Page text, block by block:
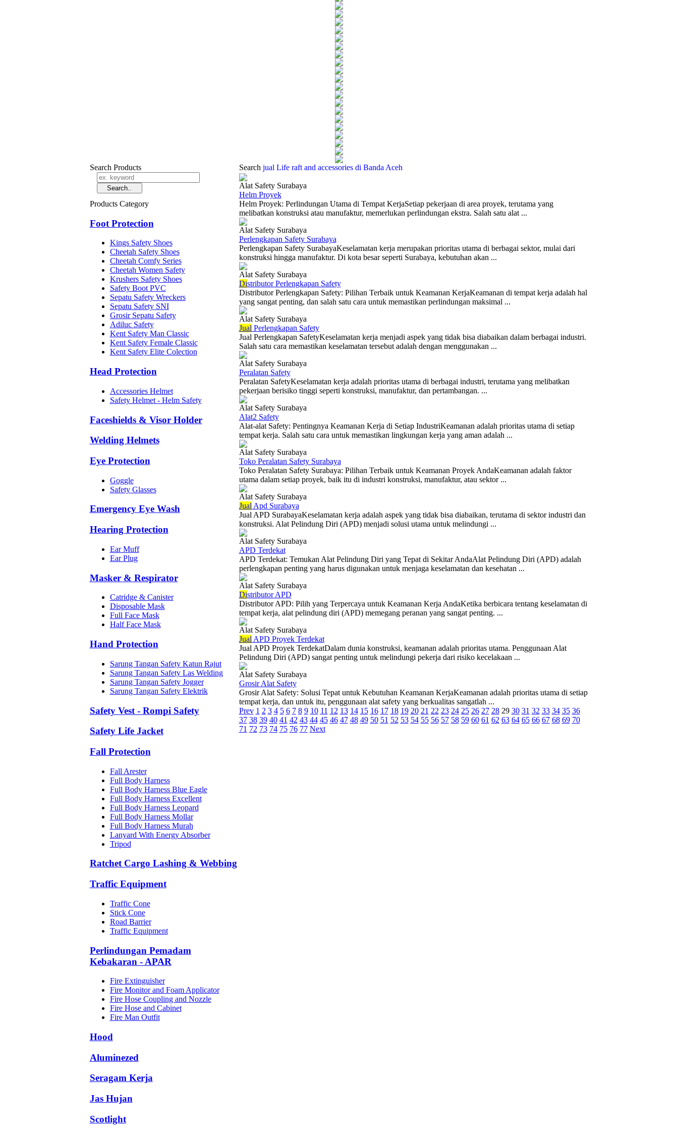
Search Products
Products Category
Foot Protection
Kings Safety Shoes
Cheetah Safety Shoes
Cheetah Comfy Series
Cheetah Women Safety
Krushers Safety Shoes
Safety Boot PVC
Sepatu Safety Wreckers
Sepatu Safety SNI
Grosir Sepatu Safety
Adiluc Safety
Kent Safety Man Classic
Kent Safety Female Classic
Kent Safety Elite Colection
Head Protection
Accessories Helmet
Safety Helmet - Helm Safety
Faceshields & Visor Holder
Welding Helmets
Eye Protection
Goggle
Safety Glasses
Emergency Eye Wash
Hearing Protection
Ear Muff
Ear Plug
Masker & Respirator
Catridge & Canister
Disposable Mask
Full Face Mask
Half Face Mask
Hand Protection
Sarung Tangan Safety Katun Rajut
Sarung Tangan Safety Las Welding
Sarung Tangan Safety Jogger
Sarung Tangan Safety Elektrik
Safety Vest - Rompi Safety
Safety Life Jacket
Fall Protection
Fall Arester
Full Body Harness
Full Body Harness Blue Eagle
Full Body Harness Excellent
Full Body Harness Leopard
Full Body Harness Mollar
Full Body Harness Murah
Lanyard With Energy Absorber
Tripod
Ratchet Cargo Lashing & Webbing
Traffic Equipment
Traffic Cone
Stick Cone
Road Barrier
Traffic Equipment
Perlindungan Pemadam
Kebakaran - APAR
Fire Extinguisher
Fire Monitor and Foam Applicator
Fire Hose Coupling and Nozzle
Fire Hose and Cabinet
Fire Man Outfit
Hood
Aluminezed
Seragam Kerja
Jas Hujan
Scotlight
Search jual Life raft and accessories di Banda Aceh
Alat Safety Surabaya
Helm Proyek
Helm Proyek: Perlindungan Utama di Tempat KerjaSetiap pekerjaan di area proyek, terutama yang
melibatkan konstruksi atau manufaktur, memerlukan perlindungan ekstra. Salah satu alat ...
Alat Safety Surabaya
Perlengkapan Safety Surabaya
Perlengkapan Safety SurabayaKeselamatan kerja merupakan prioritas utama di berbagai sektor, mulai dari
konstruksi hingga manufaktur. Di kota besar seperti Surabaya, kebutuhan akan ...
Alat Safety Surabaya
Distributor Perlengkapan Safety
Distributor Perlengkapan Safety: Pilihan Terbaik untuk Keamanan KerjaKeamanan di tempat kerja adalah hal
yang sangat penting, dan salah satu cara untuk memastikan perlindungan maksimal ...
Alat Safety Surabaya
Jual Perlengkapan Safety
Jual Perlengkapan SafetyKeselamatan kerja menjadi aspek yang tidak bisa diabaikan dalam berbagai industri.
Salah satu cara memastikan keselamatan tersebut adalah dengan menggunakan ...
Alat Safety Surabaya
Peralatan Safety
Peralatan SafetyKeselamatan kerja adalah prioritas utama di berbagai industri, terutama yang melibatkan
pekerjaan berisiko tinggi seperti konstruksi, manufaktur, dan pertambangan. ...
Alat Safety Surabaya
Alat2 Safety
Alat-alat Safety: Pentingnya Keamanan Kerja di Setiap IndustriKeamanan adalah prioritas utama di setiap
tempat kerja. Salah satu cara untuk memastikan lingkungan kerja yang aman adalah ...
Alat Safety Surabaya
Toko Peralatan Safety Surabaya
Toko Peralatan Safety Surabaya: Pilihan Terbaik untuk Keamanan Proyek AndaKeamanan adalah faktor
utama dalam setiap proyek, baik itu di industri konstruksi, manufaktur, atau sektor ...
Alat Safety Surabaya
Jual Apd Surabaya
Jual APD SurabayaKeselamatan kerja adalah aspek yang tidak bisa diabaikan, terutama di sektor industri dan
konstruksi. Alat Pelindung Diri (APD) menjadi solusi utama untuk melindungi ...
Alat Safety Surabaya
APD Terdekat
APD Terdekat: Temukan Alat Pelindung Diri yang Tepat di Sekitar AndaAlat Pelindung Diri (APD) adalah
perlengkapan penting yang harus digunakan untuk menjaga keselamatan dan kesehatan ...
Alat Safety Surabaya
Distributor APD
Distributor APD: Pilih yang Terpercaya untuk Keamanan Kerja AndaKetika berbicara tentang keselamatan di
tempat kerja, alat pelindung diri (APD) memegang peranan yang sangat penting. ...
Alat Safety Surabaya
Jual APD Proyek Terdekat
Jual APD Proyek TerdekatDalam dunia konstruksi, keamanan adalah prioritas utama. Penggunaan Alat
Pelindung Diri (APD) sangat penting untuk melindungi pekerja dari risiko kecelakaan ...
Alat Safety Surabaya
Grosir Alat Safety
Grosir Alat Safety: Solusi Tepat untuk Kebutuhan Keamanan KerjaKeamanan adalah prioritas utama di setiap
tempat kerja, dan untuk itu, penggunaan alat safety yang berkualitas sangatlah ...
Prev 1 2 3 4 5 6 7 8 9 10 11 12 13 14 15 16 17 18 19 20 21 22 23 24 25 26 27 28 29 30 31 32 33 34 35 36
37 38 39 40 41 42 43 44 45 46 47 48 49 50 51 52 53 54 55 56 57 58 59 60 61 62 63 64 65 66 67 68 69 70
71 72 73 74 75 76 77 Next